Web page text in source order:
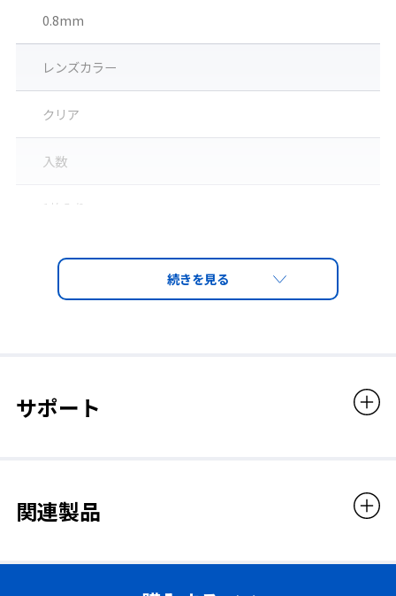
0.8mm
レンズカラー
クリア
入数
1枚入り
販売価格
946円（税込）
サポート
関連製品